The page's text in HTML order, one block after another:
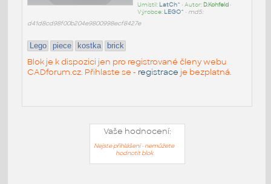
Umístil: LatCh^ • Autor: D.Kohfeld•
Výrobce: LEGO^ • md5:
d41d8cd98f00b204e9800998ecf8427e
Lego piece kostka brick
Blok je k dispozici jen pro registrované členy webu
CADforum.cz. Přihlaste se - registrace je bezplatná.
Vaše hodnocení:
Nejste přihlášeni - nemůžete
hodnotit blok